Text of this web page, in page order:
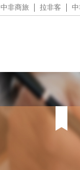
中非商旅 拉非客